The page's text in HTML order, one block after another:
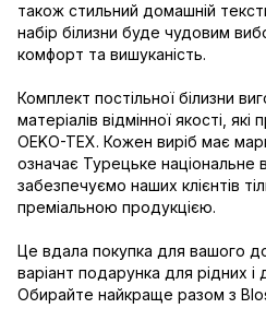
також стильний домашній
набір білизни буде чудовим
комфорт та вишуканість.
Комплект постільної білизни
матеріалів відмінної якості,
OEKO-TEX. Кожен виріб має
означає Турецьке національне
забезпечуємо наших клієнтів
преміальною продукцією.
Це вдала покупка для вашого
варіант подарунка для рідних
Обирайте найкраще разом з